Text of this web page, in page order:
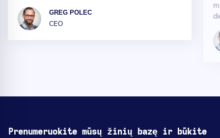
GREG POLEC
CEO
Prenumeruokite mūsų žinių bazę ir būkite